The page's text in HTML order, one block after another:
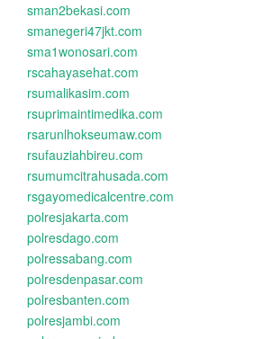
sman2bekasi.com
smanegeri47jkt.com
sma1wonosari.com
rscahayasehat.com
rsumalikasim.com
rsuprimaintimedika.com
rsarunlhokseumaw.com
rsufauziahbireu.com
rsumumcitrahusada.com
rsgayomedicalcentre.com
polresjakarta.com
polresdago.com
polressabang.com
polresdenpasar.com
polresbanten.com
polresjambi.com